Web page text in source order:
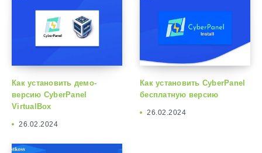
Как установить демо-
версию CyberPanel
VirtualBox
26.02.2024
Как установить CyberPanel
бесплатную версию
26.02.2024